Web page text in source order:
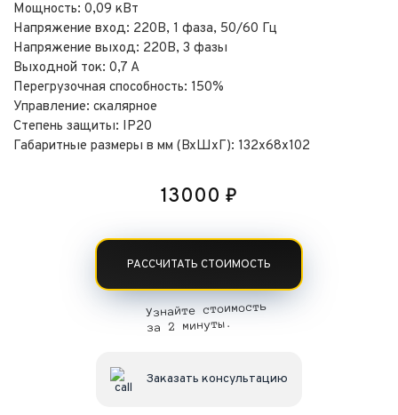
Мощность: 0,09 кВт
Напряжение вход: 220В, 1 фаза, 50/60 Гц
Напряжение выход: 220В, 3 фазы
Выходной ток: 0,7 А
Перегрузочная способность: 150%
Управление: скалярное
Степень защиты: IP20
Габаритные размеры в мм (ВхШхГ): 132х68х102
13000 ₽
РАССЧИТАТЬ СТОИМОСТЬ
Узнайте стоимость
за 2 минуты.
Заказать консультацию